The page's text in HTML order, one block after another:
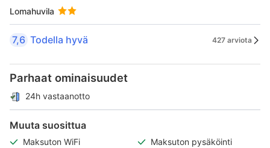
Lomahuvila
7,6 Todella hyvä 427 arviota
Parhaat ominaisuudet
24h vastaanotto
Muuta suosittua
Maksuton WiFi
Maksuton pysäköinti